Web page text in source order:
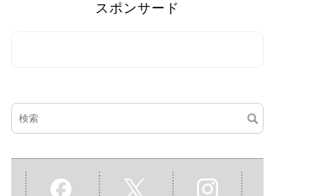
スポンサード